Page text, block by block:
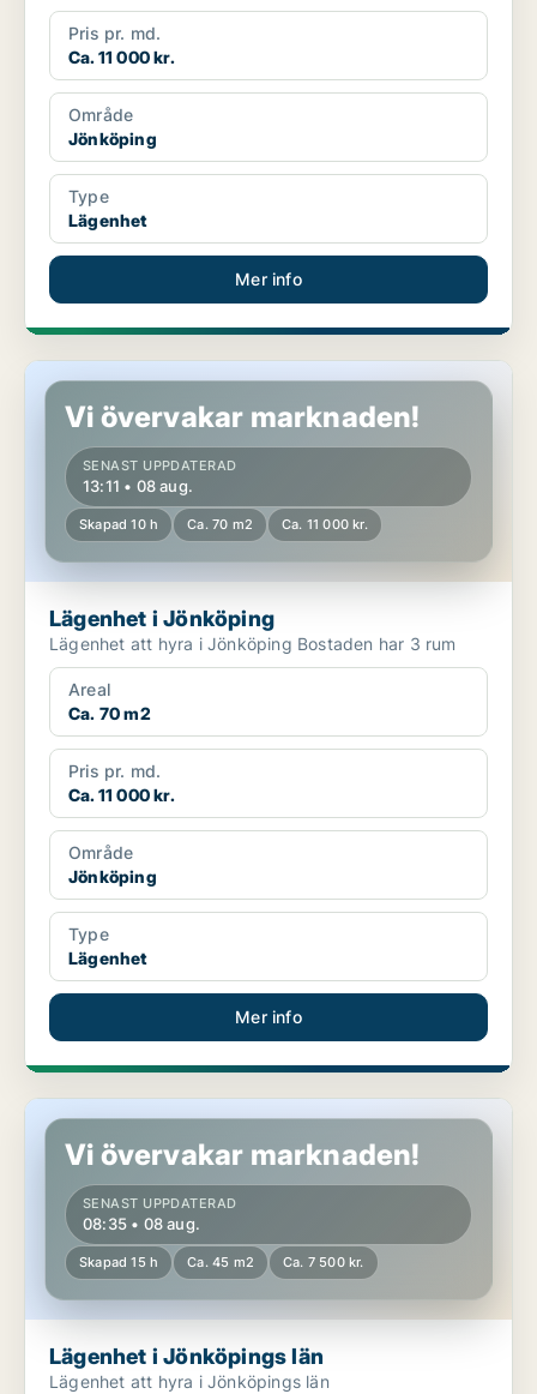
Pris pr. md.
Ca. 11 000 kr.
Område
Jönköping
Type
Lägenhet
Mer info
Lägenhet i Jönköping
Vi övervakar marknaden!
SENAST UPPDATERAD
13:11 • 08 aug.
Skapad 10 h Ca. 70 m2 Ca. 11 000 kr.
Lägenhet i Jönköping
Lägenhet att hyra i Jönköping Bostaden har 3 rum
Areal
Ca. 70 m2
Pris pr. md.
Ca. 11 000 kr.
Område
Jönköping
Type
Lägenhet
Mer info
Lägenhet i Jönköpings län
Vi övervakar marknaden!
SENAST UPPDATERAD
08:35 • 08 aug.
Skapad 15 h Ca. 45 m2 Ca. 7 500 kr.
Lägenhet i Jönköpings län
Lägenhet att hyra i Jönköpings län